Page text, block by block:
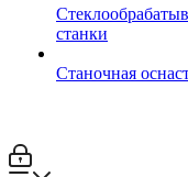
станки
Станочная